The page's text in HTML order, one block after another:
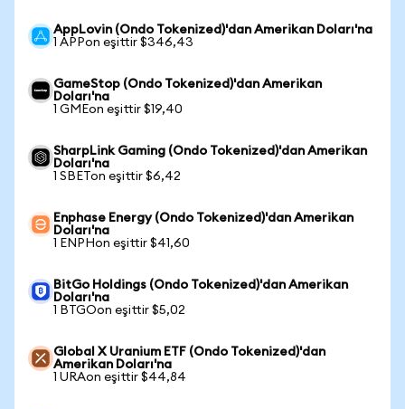
AppLovin (Ondo Tokenized)'dan Amerikan Doları'na
1 APPon eşittir $346,43
GameStop (Ondo Tokenized)'dan Amerikan
Doları'na
1 GMEon eşittir $19,40
SharpLink Gaming (Ondo Tokenized)'dan Amerikan
Doları'na
1 SBETon eşittir $6,42
Enphase Energy (Ondo Tokenized)'dan Amerikan
Doları'na
1 ENPHon eşittir $41,60
BitGo Holdings (Ondo Tokenized)'dan Amerikan
Doları'na
1 BTGOon eşittir $5,02
Global X Uranium ETF (Ondo Tokenized)'dan
Amerikan Doları'na
1 URAon eşittir $44,84